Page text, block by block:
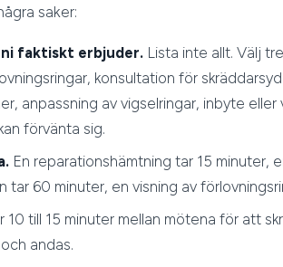
saker:
faktiskt erbjuder. Lista inte allt. Välj
konsultation för
anpassning av vigselringar, inbyte
förvänta sig.
En reparationshämtning tar 15 minuter,
tar 60 minuter, en visning av
10 till 15 minuter mellan mötena för att
andas.